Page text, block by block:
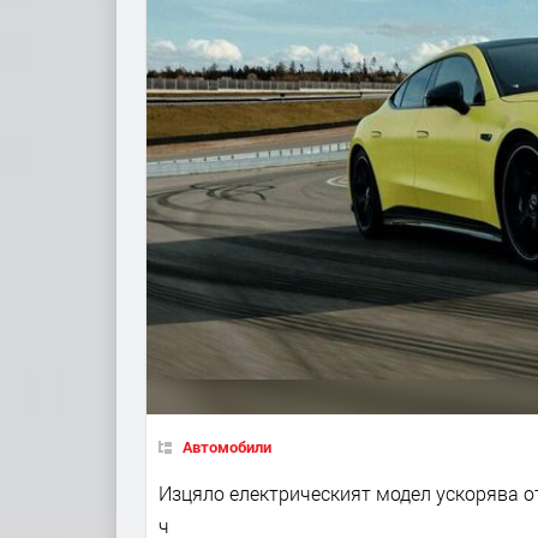
Автомобили
Изцяло електрическият модел ускорява
ч